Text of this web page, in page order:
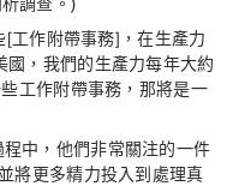
工作附帶事務]，在生產力
國，我們的生產力每年大約
工作附帶事務，那將是一
程中，他們非常關注的一件
將更多精力投入到處理真